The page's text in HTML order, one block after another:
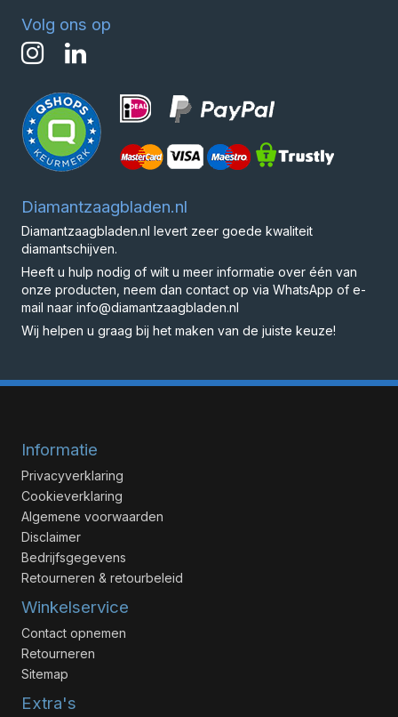
Volg ons op
Diamantzaagbladen.nl
Diamantzaagbladen.nl levert zeer goede kwaliteit
diamantschijven.
Heeft u hulp nodig of wilt u meer informatie over één van
onze producten, neem dan contact op via WhatsApp of e-
mail naar info@diamantzaagbladen.nl
Wij helpen u graag bij het maken van de juiste keuze!
Informatie
Privacyverklaring
Cookieverklaring
Algemene voorwaarden
Disclaimer
Bedrijfsgegevens
Retourneren & retourbeleid
Winkelservice
Contact opnemen
Retourneren
Sitemap
Extra's